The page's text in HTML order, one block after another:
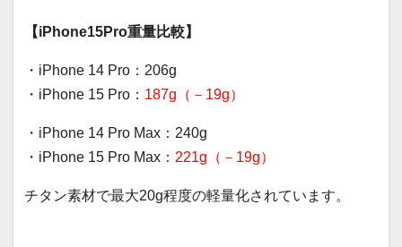
【iPhone15Pro重量比較】
・iPhone 14 Pro：206g
・iPhone 15 Pro： 187g（－19g）
・iPhone 14 Pro Max：240g
・iPhone 15 Pro Max： 221g（－19g）
チタン素材で最大20g程度の軽量化されています。